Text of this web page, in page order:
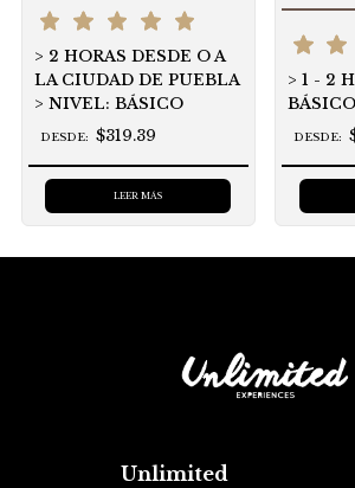
2 HORAS DESDE O A
LA CIUDAD DE PUEBLA
NIVEL: BÁSICO
DESDE: $319.39
LEER MÁS
1 - 2
BÁSICO
DESDE:
Unlimited